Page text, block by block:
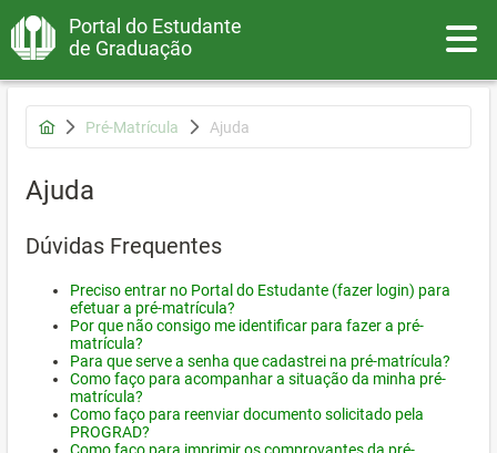
Portal do Estudante
de Graduação
Pré-Matrícula Ajuda
Ajuda
Dúvidas Frequentes
Preciso entrar no Portal do Estudante (fazer login) para
efetuar a pré-matrícula?
Por que não consigo me identificar para fazer a pré-
matrícula?
Para que serve a senha que cadastrei na pré-matrícula?
Como faço para acompanhar a situação da minha pré-
matrícula?
Como faço para reenviar documento solicitado pela
PROGRAD?